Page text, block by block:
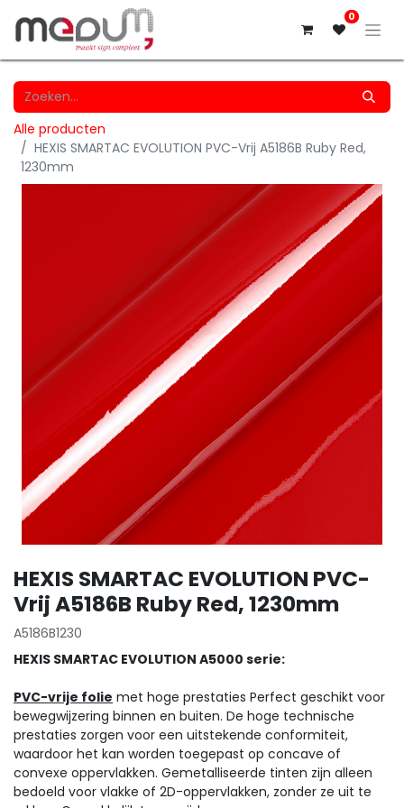
0
Alle producten
HEXIS SMARTAC EVOLUTION PVC-Vrij A5186B Ruby Red,
1230mm
HEXIS SMARTAC EVOLUTION PVC-
Vrij A5186B Ruby Red, 1230mm
A5186B1230
HEXIS SMARTAC EVOLUTION A5000 serie:
PVC-vrije folie met hoge prestaties Perfect geschikt voor
bewegwijzering binnen en buiten. De hoge technische
prestaties zorgen voor een uitstekende conformiteit,
waardoor het kan worden toegepast op concave of
convexe oppervlakken. Gemetalliseerde tinten zijn alleen
bedoeld voor vlakke of 2D-oppervlakken, zonder ze uit te